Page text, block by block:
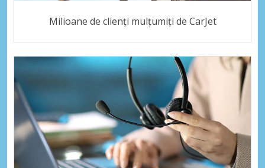
Milioane de clienți mulțumiți de CarJet